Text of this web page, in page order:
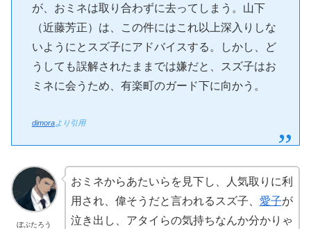
が、おミネは取り合わずに去ってしまう。山下
（近藤芳正）は、この件にはこれ以上深入りしな
いようにとスズ子にアドバイスする。しかし、ど
うしても誤解されたままでは嫌だと、スズ子はお
ミネに会うため、有楽町のガード下に向かう。
dimoraより引用
ぼぶたろう
おミネからあたいらを見下し、人気取りに利
用され、偉そうだと言われるスズ子、 愛子が
泣き出し、アタイらの気持ちなんか分かりゃ